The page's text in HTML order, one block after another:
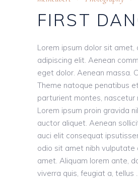
FIRST
Lorem ipsum dolor sit
adipiscing elit. Aenean
eget dolor. Aenean massa.
Theme natoque penatibus
parturient montes, nascetur
Lorem ipsum proin gravida
auctor aliquet. Aenean
auci elit consequat
odio sit amet nibh vulputate
amet. Aliquam lorem ante,
viverra quis, feugiat a, tellus